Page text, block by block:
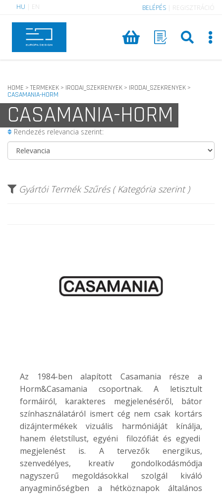
HU EN BELÉPÉS REGISZTRÁCIÓ
HOME > TERMEKEK > IRODAI_SZEKRENYEK > IRODAI_SZEKRENYEK >
CASAMANIA-HORM
CASAMANIA-HORM
Rendezés relevancia szerint:
Gyártói Termék Szűrés ( Kategória szerint )
Az 1984-ben alapított Casamania része a
Horm&Casamania csoportnak. A letisztult
formáiról, karakteres megjelenéséről, bátor
színhasználatáról ismert cég nem csak kortárs
dizájntermékek vizuális harmóniáját kínálja,
hanem életstílust, egyéni filozófiát és egyedi
megjelenést is. A tervezők energikus,
szenvedélyes, kreatív gondolkodásmódja
nagyszerű megoldásokkal szolgál kiváló
anyagminőségben a hétköznapok általános